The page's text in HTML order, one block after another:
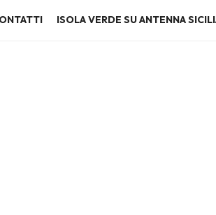
ISOLA VERDE SU ANTENNA